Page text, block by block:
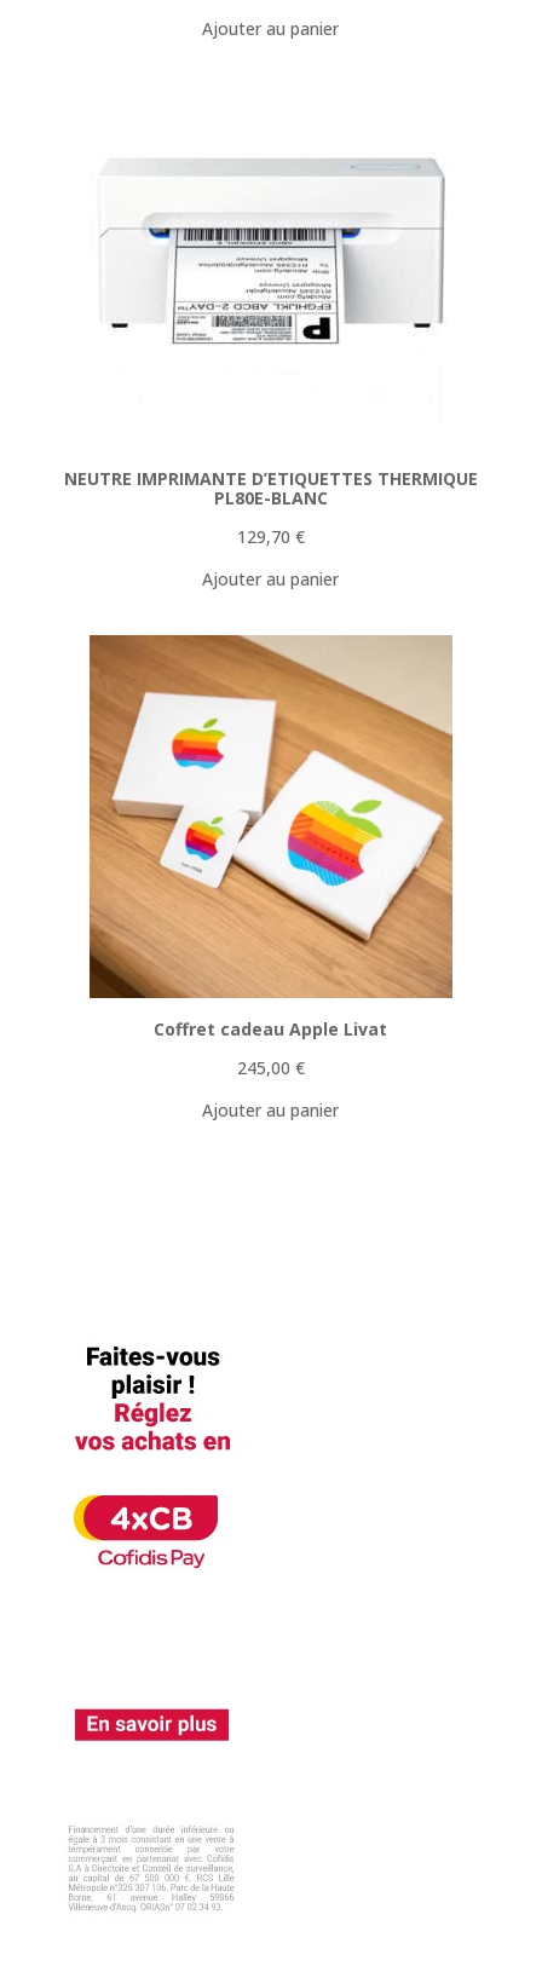
Ajouter au panier
NEUTRE IMPRIMANTE D’ETIQUETTES THERMIQUE
PL80E-BLANC
129,70 €
Ajouter au panier
Coffret cadeau Apple Livat
245,00 €
Ajouter au panier